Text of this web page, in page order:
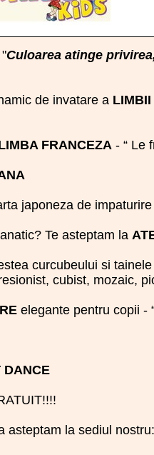
"Culoarea atinge
de invatare a
FRANCEZA - “ Le
japoneza de
Te asteptam la
curcubeului si
cubist, mozaic,
elegante pentru copii -
DANCE
asteptam la sediul